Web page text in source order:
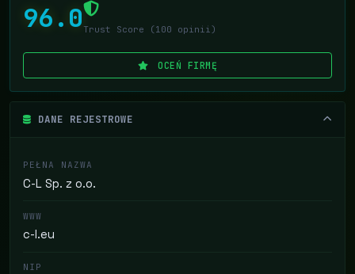
96.0 Trust Score (100 opinii)
OCEŃ FIRMĘ
DANE REJESTROWE
PEŁNA NAZWA
C-L Sp. z o.o.
WWW
c-l.eu
NIP